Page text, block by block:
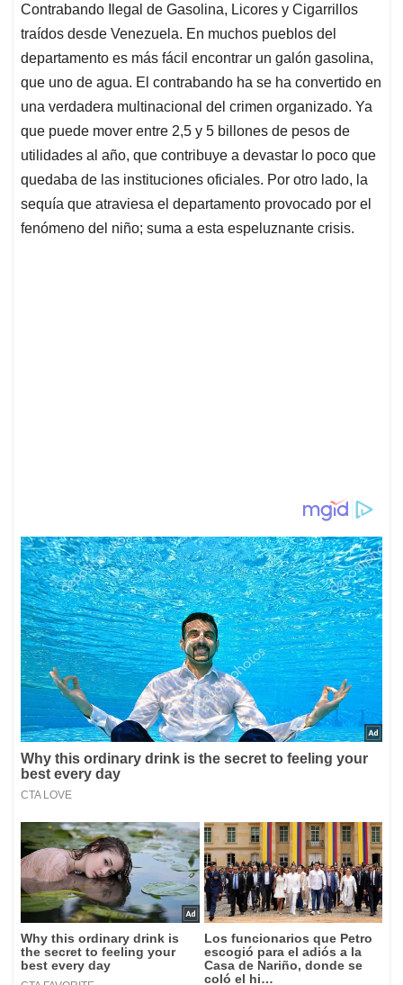
Contrabando Ilegal de Gasolina, Licores y Cigarrillos
traídos desde Venezuela. En muchos pueblos del
departamento es más fácil encontrar un galón gasolina,
que uno de agua. El contrabando ha se ha convertido en
una verdadera multinacional del crimen organizado. Ya
que puede mover entre 2,5 y 5 billones de pesos de
utilidades al año, que contribuye a devastar lo poco que
quedaba de las instituciones oficiales. Por otro lado, la
sequía que atraviesa el departamento provocado por el
fenómeno del niño; suma a esta espeluznante crisis.